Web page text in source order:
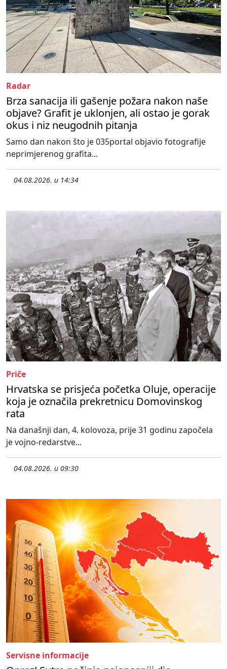
Radar
Brza sanacija ili gašenje požara nakon naše
objave? Grafit je uklonjen, ali ostao je gorak
okus i niz neugodnih pitanja
Samo dan nakon što je 035portal objavio fotografije
neprimjerenog grafita...
04.08.2026. u 14:34
Priče
Hrvatska se prisjeća početka Oluje, operacije
koja je označila prekretnicu Domovinskog
rata
Na današnji dan, 4. kolovoza, prije 31 godinu započela
je vojno-redarstve...
04.08.2026. u 09:30
Servisne informacije